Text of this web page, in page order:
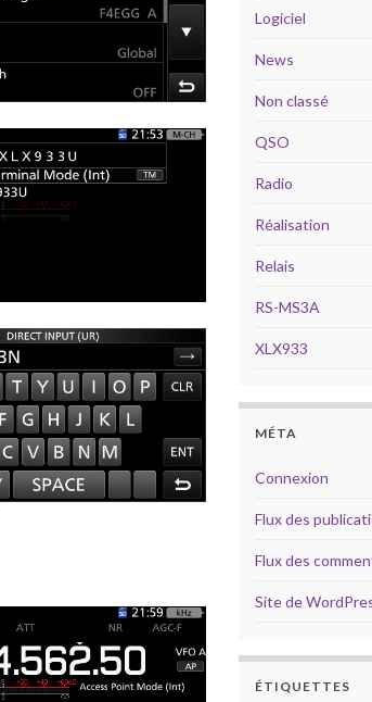
Logiciel
News
Non classé
QSO
Radio
Réalisation
Relais
RS-MS3A
XLX933
MÉTA
Connexion
Flux des
Flux des
Site de
ÉTIQUETTES